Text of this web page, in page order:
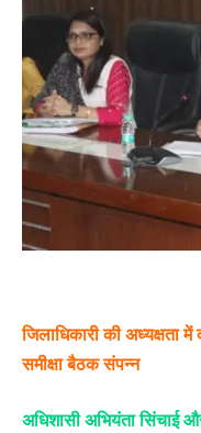
जिलाधिकारी की अध्यक्षता
समीक्षा बैठक संपन्न
अधिशासी अभियंता सिंचाई